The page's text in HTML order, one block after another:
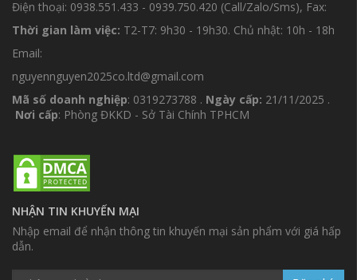
Điện thoại: 0938.551.433 - 0939.750.420 (Call/Zalo/Sms), Fax:
Thời gian làm việc: T2-T7: 9h30 - 19h30. Chủ nhật: 10h - 18h
Email:
nguyennguyen2025co.ltd@gmail.com
Mã số doanh nghiệp: 0319273788 . Ngày cấp: 21/11/2025 .
Nơi cấp: Phòng ĐKKD - Sở Tài Chính TPHCM
NHẬN TIN KHUYẾN MẠI
Nhập email để nhận thông tin khuyến mại sản phẩm với giá hấp
dẫn.